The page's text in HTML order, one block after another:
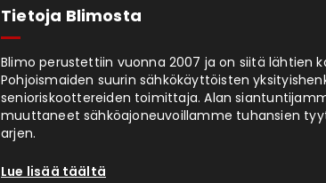
Tietoja Blimosta
Blimo perustettiin vuonna 2007 ja on siitä lähtien
Pohjoismaiden suurin sähkökäyttöisten
senioriskoottereiden toimittaja. Alan
muuttaneet sähköajoneuvoillamme tuhansien
arjen.
Lue lisää täältä